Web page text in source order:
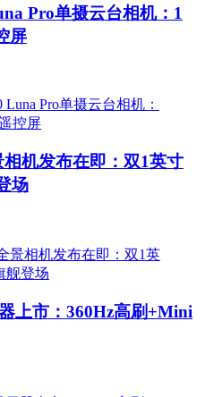
Pro单摄云台相机：1
屏
机发布在即：双1英寸
场
上市：360Hz高刷+Mini